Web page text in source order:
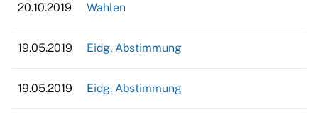
20.10.2019 Wahlen
19.05.2019 Eidg. Abstimmung
19.05.2019 Eidg. Abstimmung